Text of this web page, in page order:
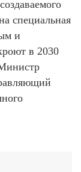
специальная
и
в 2030